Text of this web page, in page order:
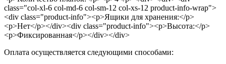
class="col-xl-6 col-md-6 col-sm-12 col-xs-12 product-info-wrap">
<div class="product-info"><p>Ящики для хранения:</p>
<p>Нет</p></div><div class="product-info"><p>Высота:</p>
<p>Фиксированная</p></div></div>
Оплата осуществляется следующими способами: